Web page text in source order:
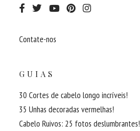
Contate-nos
GUIAS
30 Cortes de cabelo longo incríveis!
35 Unhas decoradas vermelhas!
Cabelo Ruivos: 25 fotos deslumbrantes!